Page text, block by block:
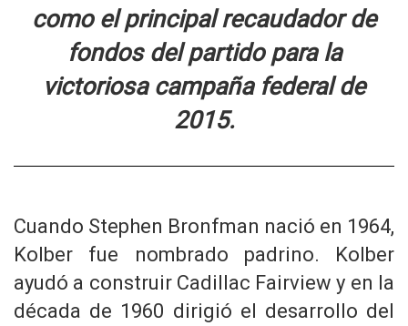
como el principal recaudador de
fondos del partido para la
victoriosa campaña federal de
2015.
Cuando Stephen Bronfman nació en 1964,
Kolber fue nombrado padrino. Kolber
ayudó a construir Cadillac Fairview y en la
década de 1960 dirigió el desarrollo del